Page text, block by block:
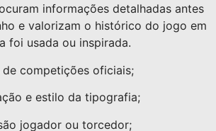
informações detalhadas antes
e valorizam o histórico do jogo em
foi usada ou inspirada.
competições oficiais;
e estilo da tipografia;
jogador ou torcedor;